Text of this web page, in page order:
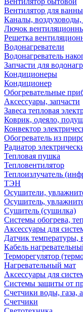
Вентилятор для
Каналы,
Лючок
Решетка
Водонагреватели
Водонагреватель
Запчасти для
Кондиционеры
Кондиционер
Обогревательные
Аксессуары, запчасти
Завеса тепловая
Коврик, одеяло,
Конвектор
Обогреватель из
Радиатор
Тепловая пушка
Тепловентилятор
Теплоизлучатель
ТЭН
Осушители,
Осушитель,
Сушитель (сушилка)
Системы обогрева,
Аксессуары для
Датчик температуры,
Кабель
Терморегулятор
Нагревательный мат
Аксессуары для
Системы защиты от
Счетчики воды, газа,
Счетчики